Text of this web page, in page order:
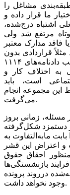
مشاغل را
ما قرار داده و
اشتباه درج‌شده،
مرتفع شد ولی
فاقد مدارک معتبر
قراردادی بدون
شماره و تاریخ را ارائه می‌دادند و ازآنجاکه حسب دادنامه‌های ۱۱۱۴
به اختلاف کار و
است، باید
مجموعه انجام
می‌گرفت.
مسئله، زمانی بروز
دستمزد شکل‌گرفته
مابه‌التفاوت به
و اعتراض این قشر
احقاق حقوق
بازنشستگی‌ها
درروند پرونده
وجود نخواهد داشت.